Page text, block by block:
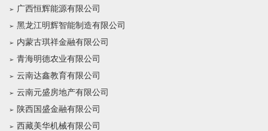
广西恒辉能源有限公司
黑龙江明辉智能制造有限公司
内蒙古琪祥金融有限公司
青海明德农业有限公司
云南达鑫教育有限公司
云南元盛房地产有限公司
陕西国盛金融有限公司
西藏美华机械有限公司